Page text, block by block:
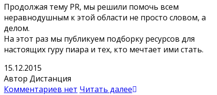
Продолжая тему PR, мы решили помочь всем
неравнодушным к этой области не просто словом, а
делом.
На этот раз мы публикуем подборку ресурсов для
настоящих гуру пиара и тех, кто мечтает ими стать.
15.12.2015
Автор Дистанция
Комментариев нет Читать далее